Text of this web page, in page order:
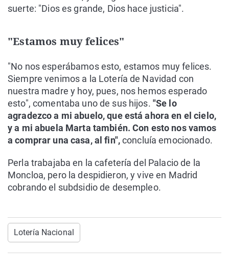
suerte: "Dios es grande, Dios hace justicia".
"Estamos muy felices"
"No nos esperábamos esto, estamos muy felices.
Siempre venimos a la Lotería de Navidad con
nuestra madre y hoy, pues, nos hemos esperado
esto", comentaba uno de sus hijos. "Se lo
agradezco a mi abuelo, que está ahora en el cielo,
y a mi abuela Marta también. Con esto nos vamos
a comprar una casa, al fin",concluía emocionado.
Perla trabajaba en la cafetería del Palacio de la
Moncloa, pero la despidieron, y vive en Madrid
cobrando el subdsidio de desempleo.
Lotería Nacional